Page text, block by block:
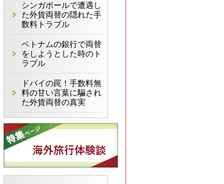
シンガポールで遭遇し
た外貨両替の隠れた手
数料トラブル
ベトナムの銀行で両替
をしようとした時のト
ラブル
ドバイの罠！手数料無
料の甘い言葉に騙され
た外貨両替の真実